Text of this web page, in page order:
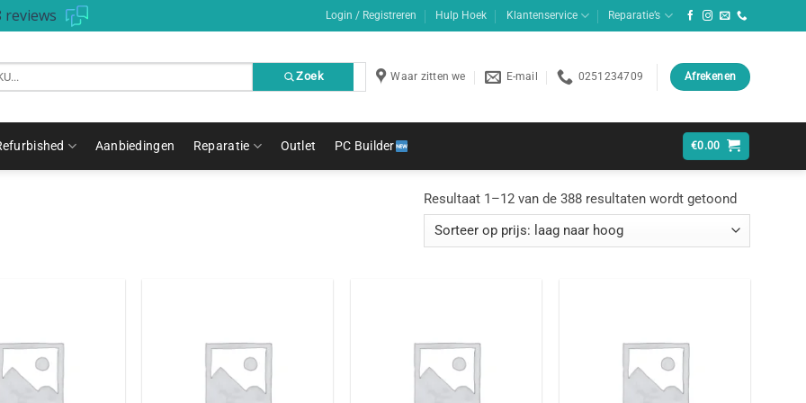
reviews Login / Registreren Hulp Hoek Klantenservice Reparatie’s
Zoek Waar zitten we E-mail 0251234709 Afrekenen
Aanbiedingen Reparatie Outlet PC Builder €0.00
Resultaat 1–12 van de 388 resultaten wordt getoondGesorteerd
op